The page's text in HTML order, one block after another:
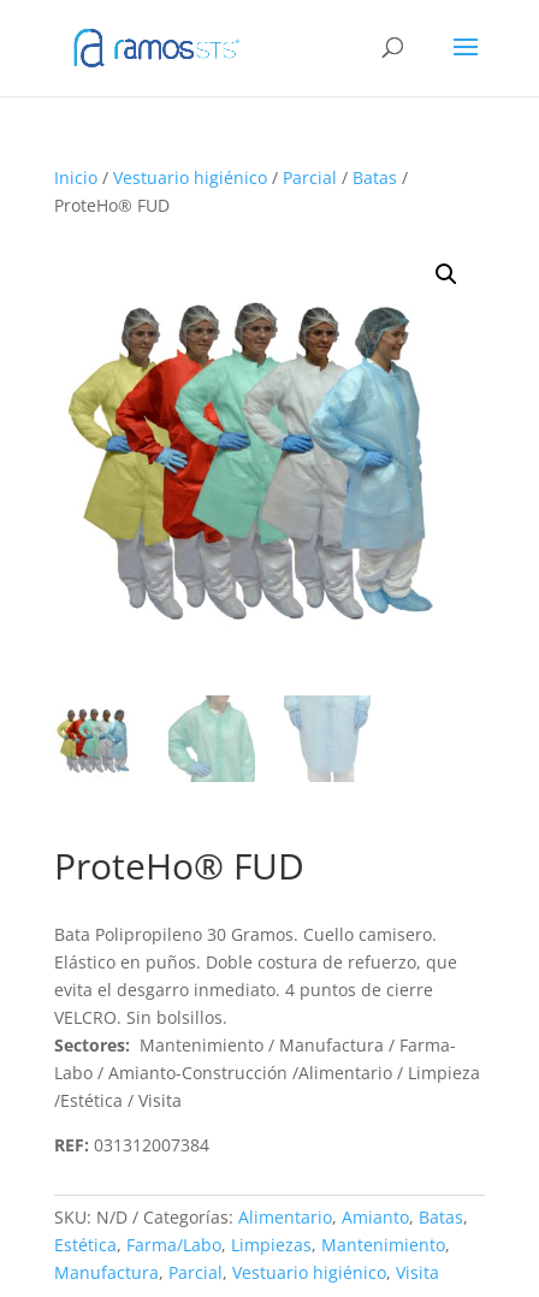
Inicio/ Vestuario higiénico/ Parcial / Batas /
ProteHo® FUD
ProteHo® FUD
Bata Polipropileno 30 Gramos. Cuello camisero.
Elástico en puños. Doble costura de refuerzo, que
evita el desgarro inmediato. 4 puntos de cierre
VELCRO. Sin bolsillos.
Sectores: Mantenimiento / Manufactura / Farma-
Labo / Amianto-Construcción /Alimentario / Limpieza
/Estética / Visita
REF: 031312007384
SKU: N/D Categorías: Alimentario, Amianto, Batas,
Estética, Farma/Labo, Limpiezas, Mantenimiento,
Manufactura, Parcial, Vestuario higiénico, Visita